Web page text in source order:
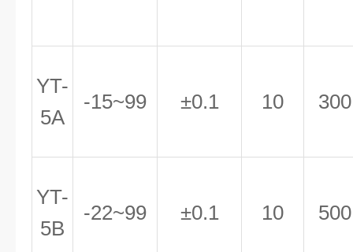
YT-
5A
-15~99 ±0.1 10 300
YT-
5B
-22~99 ±0.1 10 500